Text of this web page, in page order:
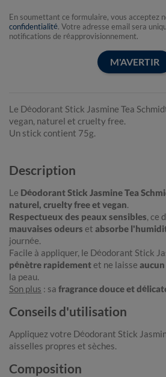
En soumettant ce formulaire, vous acceptez
confidentialité. Votre adresse email sera
notifications de réapprovisionnement.
M'AVERTIR
Le Déodorant Stick Jasmine Tea
vegan, naturel et cruelty free.
Un stick contient 75g.
Description
Le Déodorant Stick Jasmine Tea
naturel, cruelty free et vegan.
Respectueux des peaux sensibles, ce
mauvaises odeurs et absorbe
journée.
Facile à appliquer, le Déodorant Stick
pénètre rapidementet ne laisse
la peau.
Son plus : sa fragrance douce et
Conseils d'utilisation
Appliquez votre Déodorant Stick
aisselles propres et sèches.
Composition